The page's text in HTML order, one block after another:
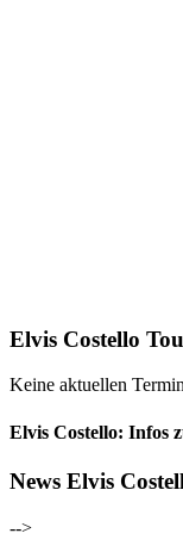
Elvis Costello
Keine aktuellen
Elvis Costello: Infos
News Elvis
-->